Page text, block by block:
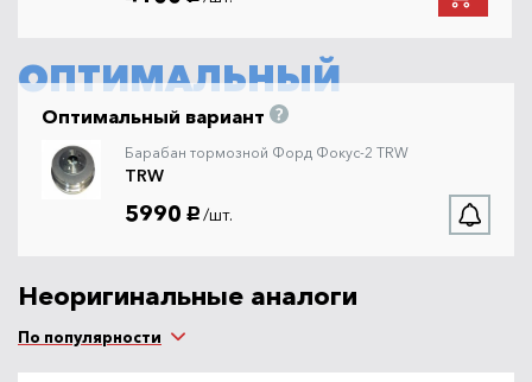
ОПТИМАЛЬНЫЙ
Оптимальный вариант
Барабан тормозной Форд Фокус-2 TRW
TRW
5990 руб. /шт.
Неоригинальные аналоги
По популярности